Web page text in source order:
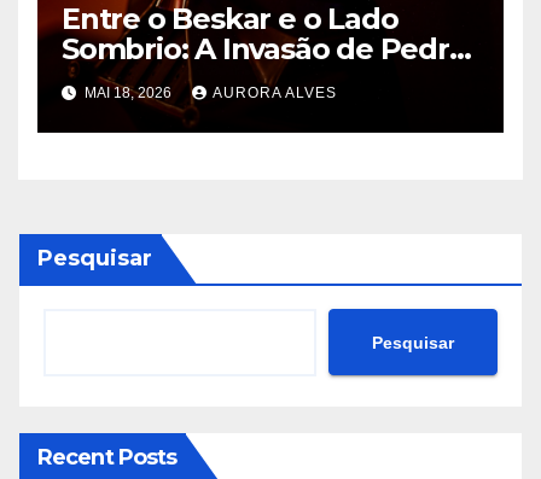
Entre o Beskar e o Lado
Sombrio: A Invasão de Pedro
Pascal na Disney e o Futuro
de Hayden Christensen em
Star Wars
MAI 18, 2026 AURORA ALVES
Pesquisar
Pesquisar
Recent Posts